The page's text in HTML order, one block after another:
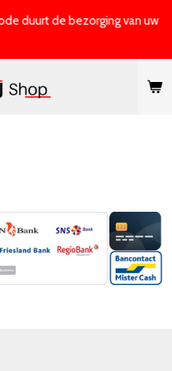
duurt de bezorging van uw